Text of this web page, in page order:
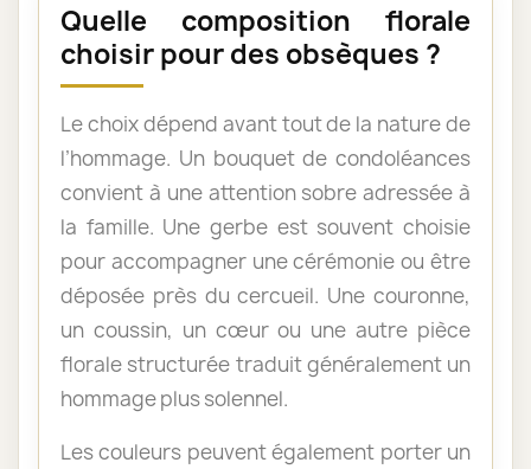
Quelle composition florale
choisir pour des obsèques ?
Le choix dépend avant tout de la nature de
l’hommage. Un bouquet de condoléances
convient à une attention sobre adressée à
la famille. Une gerbe est souvent choisie
pour accompagner une cérémonie ou être
déposée près du cercueil. Une couronne,
un coussin, un cœur ou une autre pièce
florale structurée traduit généralement un
hommage plus solennel.
Les couleurs peuvent également porter un